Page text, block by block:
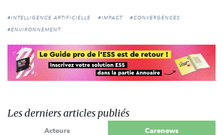
#INTELLIGENCE ARTIFICIELLE #IMPACT
#CONVERGENCES
#ENVIRONNEMENT
Les derniers articles publiés
Acteurs Carenews